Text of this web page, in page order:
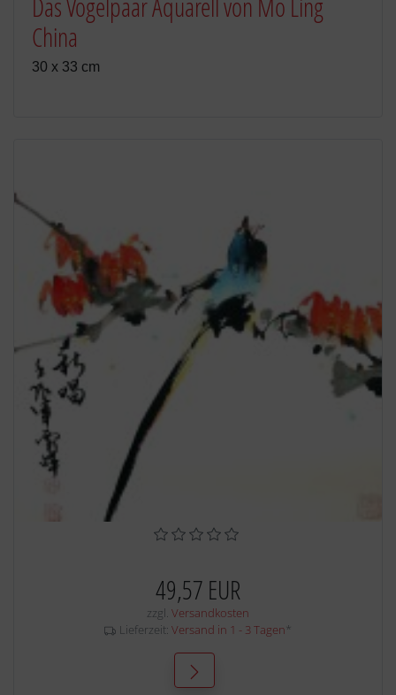
Das Vogelpaar Aquarell von Mo Ling
China
30 x 33 cm
49,57 EUR
zzgl. Versandkosten
Lieferzeit: Versand in 1 - 3 Tagen *